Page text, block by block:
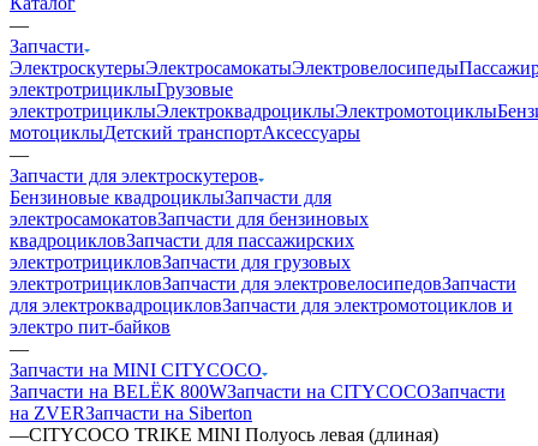
—
Запчасти
ЭлектроскутерыЭлектросамокатыЭлектровелосипеды
электротрициклыГрузовые
электротрициклыЭлектроквадроциклыЭлектромотоциклы
мотоциклыДетский транспортАксессуары
—
Запчасти для электроскутеров
Бензиновые квадроциклыЗапчасти для
электросамокатовЗапчасти для бензиновых
квадроцикловЗапчасти для пассажирских
электротрицикловЗапчасти для грузовых
электротрицикловЗапчасти для электровелосипедовЗапчасти
для электроквадроцикловЗапчасти для электромотоциклов и
электро пит-байков
—
Запчасти на MINI CITYCOCO
Запчасти на BELЁК 800WЗапчасти на CITYCOCOЗапчасти
на ZVERЗапчасти на Siberton
—CITYCOCO TRIKE MINI Полуось левая (длиная)